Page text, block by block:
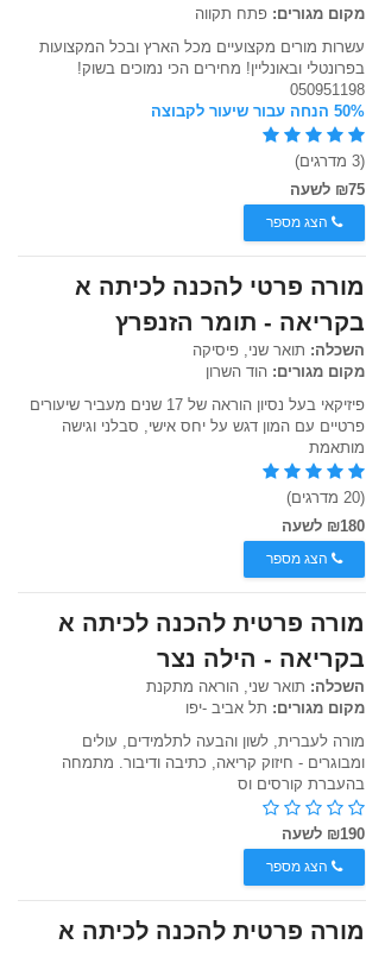
מקום מגורים: פתח תקווה
עשרות מורים מקצועיים מכל הארץ ובכל המקצועות
בפרונטלי ובאונליין! מחירים הכי נמוכים בשוק!
050951198
50% הנחה עבור שיעור לקבוצה
(3 מדרגים)
₪75 לשעה
הצג מספר
מורה פרטי להכנה לכיתה א
בקריאה - תומר הזנפרץ
השכלה: תואר שני, פיסיקה
מקום מגורים: הוד השרון
פיזיקאי בעל נסיון הוראה של 17 שנים מעביר שיעורים
פרטיים עם המון דגש על יחס אישי, סבלני וגישה
מותאמת
(20 מדרגים)
₪180 לשעה
הצג מספר
מורה פרטית להכנה לכיתה א
בקריאה - הילה נצר
השכלה: תואר שני, הוראה מתקנת
מקום מגורים: תל אביב -יפו
מורה לעברית, לשון והבעה לתלמידים, עולים
ומבוגרים - חיזוק קריאה, כתיבה ודיבור. מתמחה
בהעברת קורסים וס
₪190 לשעה
הצג מספר
מורה פרטית להכנה לכיתה א